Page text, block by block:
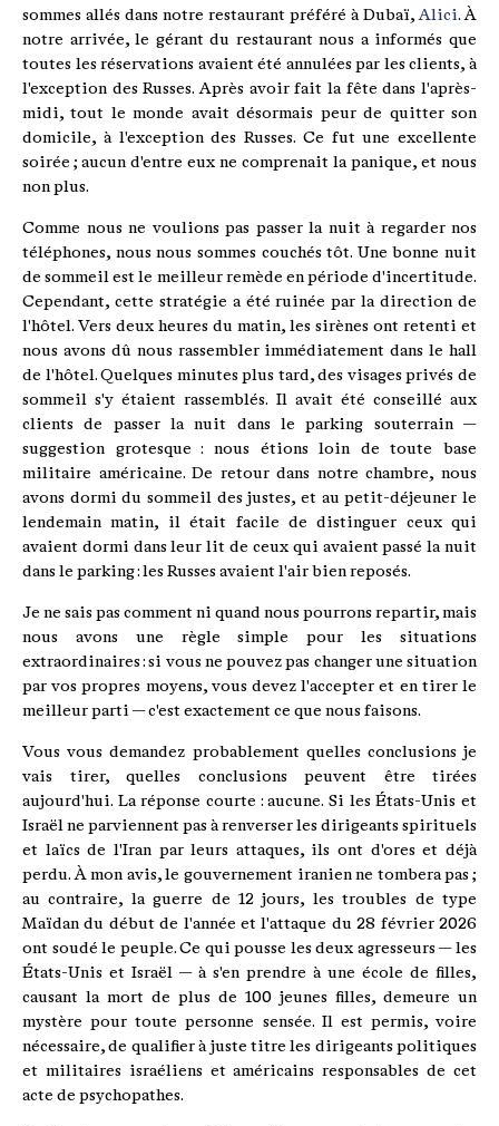
sommes allés dans notre restaurant préféré à Dubaï, Alici. À
notre arrivée, le gérant du restaurant nous a informés que
toutes les réservations avaient été annulées par les clients, à
l'exception des Russes. Après avoir fait la fête dans l'après-
midi, tout le monde avait désormais peur de quitter son
domicile, à l'exception des Russes. Ce fut une excellente
soirée ; aucun d'entre eux ne comprenait la panique, et nous
non plus.
Comme nous ne voulions pas passer la nuit à regarder nos
téléphones, nous nous sommes couchés tôt. Une bonne nuit
de sommeil est le meilleur remède en période d'incertitude.
Cependant, cette stratégie a été ruinée par la direction de
l'hôtel. Vers deux heures du matin, les sirènes ont retenti et
nous avons dû nous rassembler immédiatement dans le hall
de l'hôtel. Quelques minutes plus tard, des visages privés de
sommeil s'y étaient rassemblés. Il avait été conseillé aux
clients de passer la nuit dans le parking souterrain —
suggestion grotesque : nous étions loin de toute base
militaire américaine. De retour dans notre chambre, nous
avons dormi du sommeil des justes, et au petit-déjeuner le
lendemain matin, il était facile de distinguer ceux qui
avaient dormi dans leur lit de ceux qui avaient passé la nuit
dans le parking : les Russes avaient l'air bien reposés.
Je ne sais pas comment ni quand nous pourrons repartir, mais
nous avons une règle simple pour les situations
extraordinaires : si vous ne pouvez pas changer une situation
par vos propres moyens, vous devez l'accepter et en tirer le
meilleur parti — c'est exactement ce que nous faisons.
Vous vous demandez probablement quelles conclusions je
vais tirer, quelles conclusions peuvent être tirées
aujourd'hui. La réponse courte : aucune. Si les États-Unis et
Israël ne parviennent pas à renverser les dirigeants spirituels
et laïcs de l'Iran par leurs attaques, ils ont d'ores et déjà
perdu. À mon avis, le gouvernement iranien ne tombera pas ;
au contraire, la guerre de 12 jours, les troubles de type
Maïdan du début de l'année et l'attaque du 28 février 2026
ont soudé le peuple. Ce qui pousse les deux agresseurs — les
États-Unis et Israël — à s'en prendre à une école de filles,
causant la mort de plus de 100 jeunes filles, demeure un
mystère pour toute personne sensée. Il est permis, voire
nécessaire, de qualifier à juste titre les dirigeants politiques
et militaires israéliens et américains responsables de cet
acte de psychopathes.